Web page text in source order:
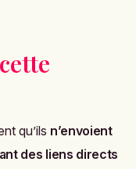
qu’ils n’envoient
des liens directs